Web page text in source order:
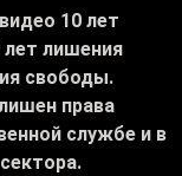
10 лет
лишения
свободы.
права
службе и в